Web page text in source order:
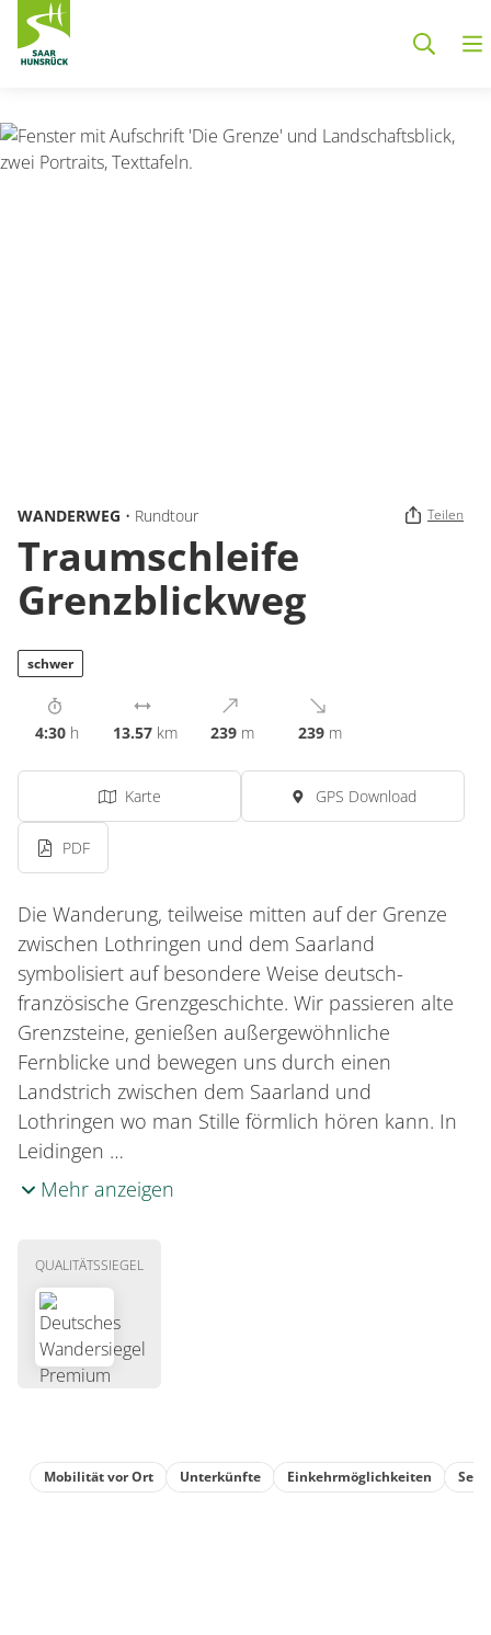
WANDERWEG • Rundtour Teilen
Traumschleife
Grenzblickweg
schwer
4:30 h 13.57 km 239 m 239 m
Karte GPS Download
PDF
Die Wanderung, teilweise mitten auf der Grenze
zwischen Lothringen und dem Saarland
symbolisiert auf besondere Weise deutsch-
französische Grenzgeschichte. Wir passieren alte
Grenzsteine, genießen außergewöhnliche
Fernblicke und bewegen uns durch einen
Landstrich zwischen dem Saarland und
Lothringen wo man Stille förmlich hören kann. In
Leidingen …
Mehr anzeigen
QUALITÄTSSIEGEL
Mobilität vor Ort Unterkünfte Einkehrmöglichkeiten